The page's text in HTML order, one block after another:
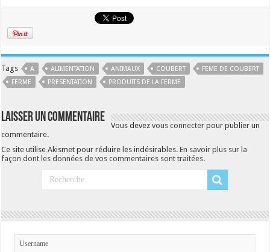
Tags A ALIMENTATION ANIMAUX COUBERT
FEME DE COUBERT
FERME
PRESENTATION PRODUITS DE LA FERME
Laisser un commentaire
Vous devezvous connecter pour publier un
commentaire.
Ce site utilise Akismet pour réduire les indésirables.En savoir plus sur la
façon dont les données de vos commentaires sont traitées.